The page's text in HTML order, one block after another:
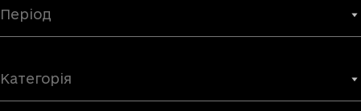
Період
Категорія